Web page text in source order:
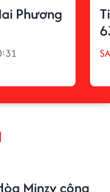
Phương
Minzy công